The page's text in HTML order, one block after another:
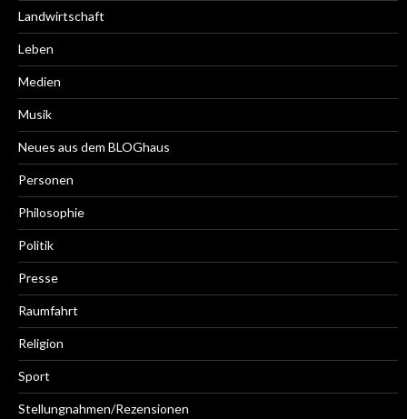
Landwirtschaft
Leben
Medien
Musik
Neues aus dem BLOGhaus
Personen
Philosophie
Politik
Presse
Raumfahrt
Religion
Sport
Stellungnahmen/Rezensionen